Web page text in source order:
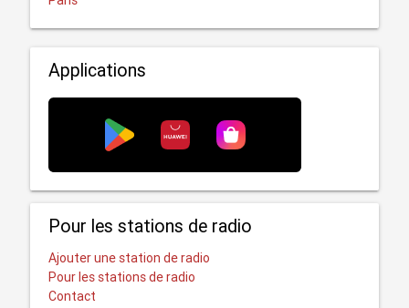
Applications
Pour les stations de radio
Ajouter une station de radio
Pour les stations de radio
Contact